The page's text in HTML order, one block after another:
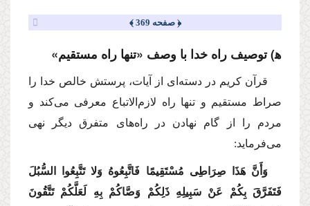
﴿ صفحه 369 ﴾
ه‍) توصیف راه خدا با وصف «تنها راه مستقیم»
قرآن كریم در دسته‌ای از آیات، پرستش خالص خدا را
صراط مستقیم و تنها راه لازم‌الاتباع معرفی می‌كند و
مردم را از گام نهادن در راه‌های متفرق دیگر نهی
می‌فرماید:
وَأَنَّ هَذَا صِرَاطِی مُسْتَقِیمًا فَاتَّبِعُوهُ وَلا تَتَّبِعُوا السُّبُلَ
فَتَفَرَّقَ بِكُمْ عَنْ سَبِیلِهِ ذَلِكُمْ وَصَّاكُمْ بِهِ لَعَلَّكُمْ تَتَّقُونَ